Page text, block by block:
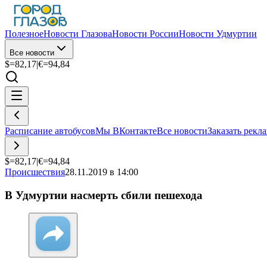
ПолезноеНовости ГлазоваНовости РоссииНовости Удмуртии
Все новости
$=82,17|€=94,84
Расписание автобусовМы ВКонтактеВсе новостиЗаказать
$=82,17|€=94,84
Происшествия28.11.2019 в 14:00
В Удмуртии насмерть сбили пешехода